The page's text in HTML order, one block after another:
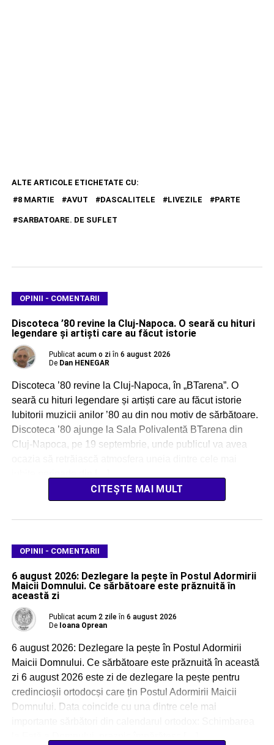
ALTE ARTICOLE ETICHETATE CU:
8 MARTIE
AVUT DASCALITELE LIVEZILE PARTE
SARBATOARE. DE SUFLET
OPINII - COMENTARII
Discoteca ’80 revine la Cluj-Napoca. O seară cu hituri
legendare și artiști care au făcut istorie
Publicat acum o zi în 6 august 2026
De Dan HENEGAR
Discoteca ’80 revine la Cluj-Napoca, în „BTarena”. O
seară cu hituri legendare și artiști care au făcut istorie
Iubitorii muzicii anilor ’80 au din nou motiv de sărbătoare.
Discoteca ’80 ajunge la Sala Polivalentă BTarena din
Cluj-Napoca, pe 19 septembrie, unde publicul va avea
CITEȘTE MAI MULT
OPINII - COMENTARII
6 august 2026: Dezlegare la pește în Postul Adormirii
Maicii Domnului. Ce sărbătoare este prăznuită în
această zi
Publicat acum 2 zile în 6 august 2026
De Ioana Oprean
6 august 2026: Dezlegare la pește în Postul Adormirii
Maicii Domnului. Ce sărbătoare este prăznuită în această
zi 6 august 2026 este zi de dezlegare la pește pentru
credincioșii ortodocși care țin Postul Adormirii Maicii
Domnului. Data coincide cu una dintre cele mai